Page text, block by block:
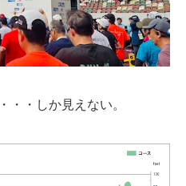
・・しか見えない。